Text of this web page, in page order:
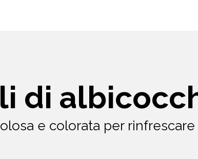
di
e colorata per